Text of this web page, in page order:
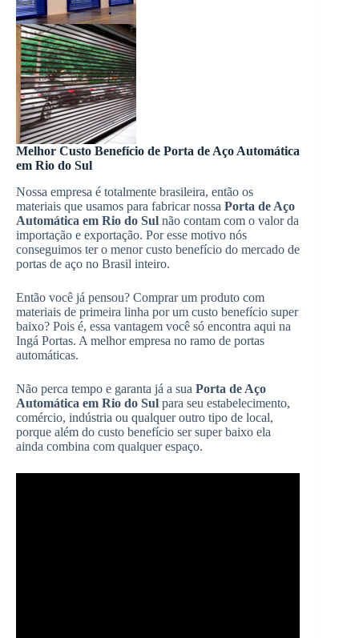
Melhor Custo Benefício de Porta de Aço Automática
em Rio do Sul
Nossa empresa é totalmente brasileira, então os
materiais que usamos para fabricar nossa Porta de Aço
Automática em Rio do Sul não contam com o valor da
importação e exportação. Por esse motivo nós
conseguimos ter o menor custo benefício do mercado de
portas de aço no Brasil inteiro.
Então você já pensou? Comprar um produto com
materiais de primeira linha por um custo benefício super
baixo? Pois é, essa vantagem você só encontra aqui na
Ingá Portas. A melhor empresa no ramo de portas
automáticas.
Não perca tempo e garanta já a sua Porta de Aço
Automática em Rio do Sul para seu estabelecimento,
comércio, indústria ou qualquer outro tipo de local,
porque além do custo benefício ser super baixo ela
ainda combina com qualquer espaço.